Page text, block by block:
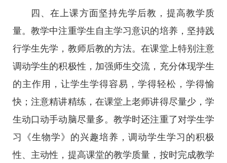
四、在上课方面坚持先学后教，提高教学质
量。教学中注重学生自主学习意识的培养，坚持践
行学生先学，教师后教的方法。在课堂上特别注意
调动学生的积极性，加强师生交流，充分体现学生
的主作用，让学生学得容易，学得轻松，学得愉
快；注意精讲精练，在课堂上老师讲得尽量少，学
生动口动手动脑尽量多。教学时还注重了对学生学
习《生物学》的兴趣培养，调动学生学习的积极
性、主动性，提高课堂的教学质量，按时完成教学